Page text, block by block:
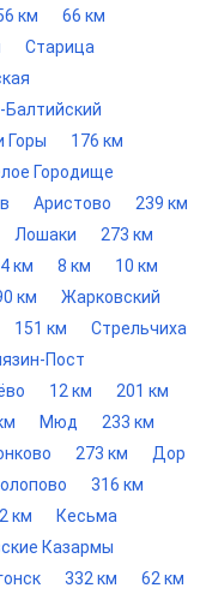
км
66 км
Старица
Балтийский
Горы
176 км
Городище
Аристово
239 км
Лошаки
273 км
км 8 км
10 км
км
Жарковский
151 км
Стрельчиха
Пост
12 км
201 км
Мюд
233 км
273 км
Дор
316 км
км
Кесьма
Казармы
332 км 62 км